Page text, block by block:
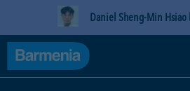
Daniel Sheng-Min Hsiao